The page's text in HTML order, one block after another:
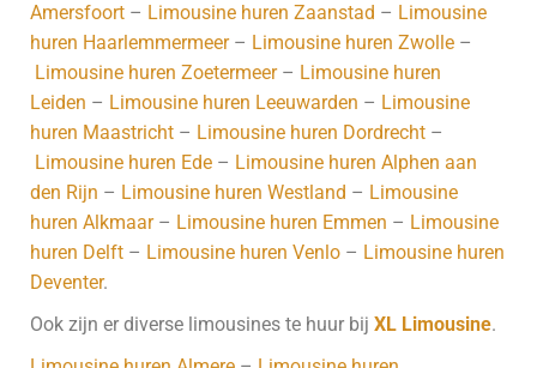
Amersfoort – Limousine huren Zaanstad – Limousine
huren Haarlemmermeer– Limousine huren Zwolle –
Limousine huren Zoetermeer– Limousine huren
Leiden – Limousine huren Leeuwarden – Limousine
huren Maastricht – Limousine huren Dordrecht –
Limousine huren Ede – Limousine huren Alphen aan
den Rijn – Limousine huren Westland – Limousine
huren Alkmaar– Limousine huren Emmen – Limousine
huren Delft – Limousine huren Venlo – Limousine huren
Deventer.
Ook zijn er diverse limousines te huur bij XL Limousine.